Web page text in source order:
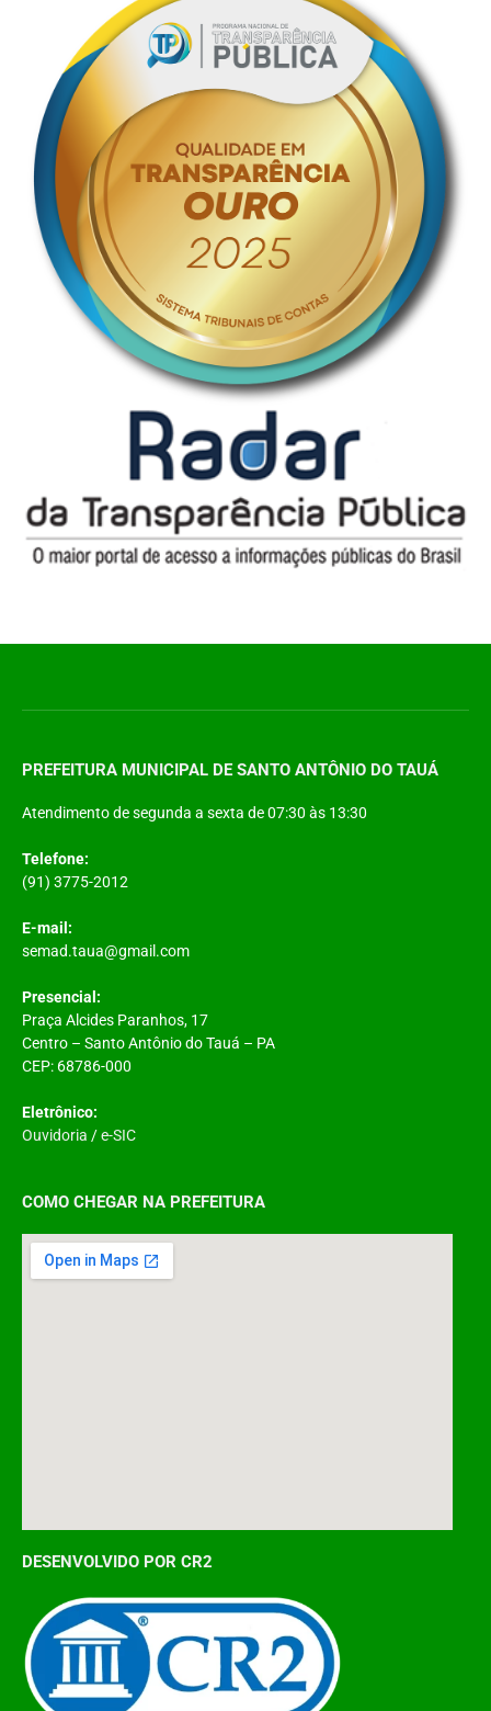
PREFEITURA MUNICIPAL DE SANTO ANTÔNIO DO TAUÁ
Atendimento de segunda a sexta de 07:30 às 13:30
Telefone:
(91) 3775-2012
E-mail:
semad.taua@gmail.com
Presencial:
Praça Alcides Paranhos, 17
Centro – Santo Antônio do Tauá – PA
CEP: 68786-000
Eletrônico:
Ouvidoria /e-SIC
COMO CHEGAR NA PREFEITURA
DESENVOLVIDO POR CR2